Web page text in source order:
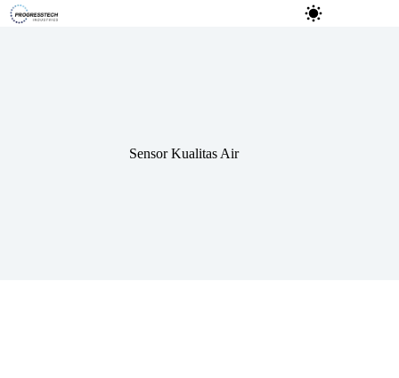
Sensor Kualitas Air